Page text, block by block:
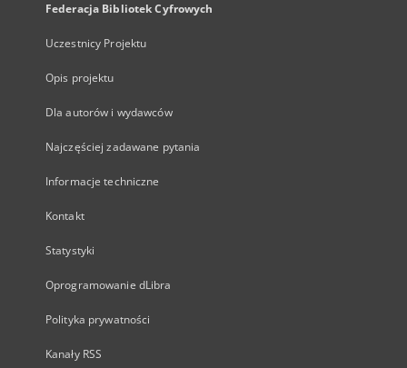
Federacja Bibliotek Cyfrowych
Uczestnicy Projektu
Opis projektu
Dla autorów i wydawców
Najczęściej zadawane pytania
Informacje techniczne
Kontakt
Statystyki
Oprogramowanie dLibra
Polityka prywatności
Kanały RSS